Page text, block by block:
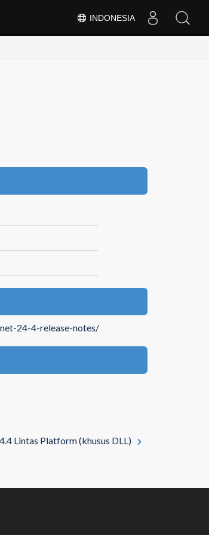
INDONESIA
24-4-release-notes/
Lintas Platform (khusus DLL)